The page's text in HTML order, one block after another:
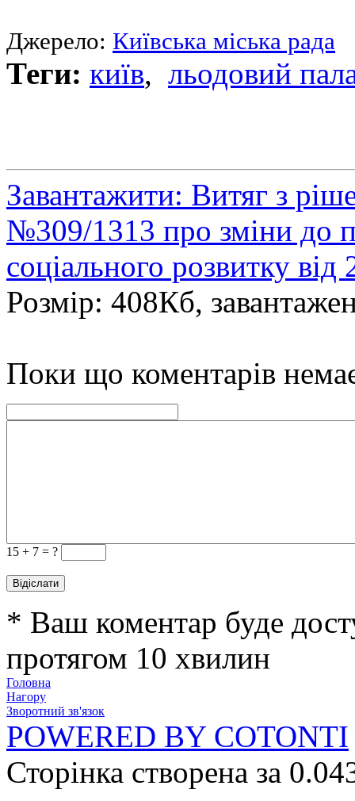
Джерело: Київська міська рада
Теги: київ, льодовий
Завантажити: Витяг з
№309/1313 про зміни до
соціального розвитку
Розмір: 408Кб,
Поки що коментарів
15 + 7 = ?
* Ваш коментар буде
протягом 10 хвилин
Головна
Нагору
Зворотний зв'язок
POWERED BY COTONTI
Сторінка створена за